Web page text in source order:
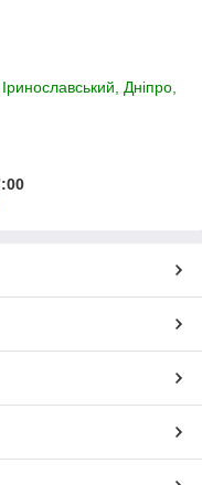
Дніпро,